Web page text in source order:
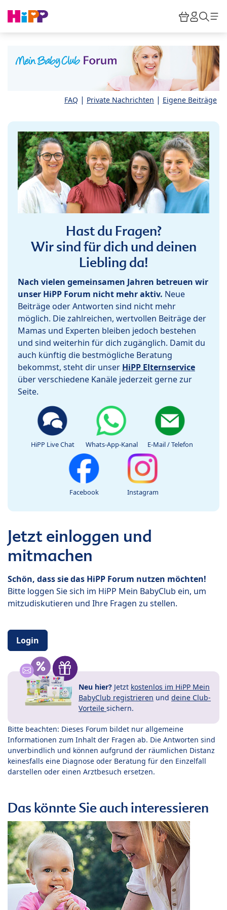
HiPP
FAQ | Private Nachrichten | Eigene Beiträge
Hast du Fragen?
Wir sind für dich und deinen
Liebling da!
Nach vielen gemeinsamen Jahren betreuen wir
unser HiPP Forum nicht mehr aktiv. Neue
Beiträge oder Antworten sind nicht mehr
möglich. Die zahlreichen, wertvollen Beiträge der
Mamas und Experten bleiben jedoch bestehen
und sind weiterhin für dich zugänglich. Damit du
auch künftig die bestmögliche Beratung
bekommst, steht dir unser HiPP Elternservice
über verschiedene Kanäle jederzeit gerne zur
Seite.
HiPP Live Chat Whats-App-Kanal E-Mail / Telefon
Facebook Instagram
Jetzt einloggen und
mitmachen
Schön, dass sie das HiPP Forum nutzen möchten!
Bitte loggen Sie sich im HiPP Mein BabyClub ein, um
mitzudiskutieren und Ihre Fragen zu stellen.
Login
Neu hier? Jetzt kostenlos im HiPP Mein
BabyClub registrieren und deine Club-
Vorteile sichern.
Bitte beachten: Dieses Forum bildet nur allgemeine
Informationen zum Inhalt der Fragen ab. Die Antworten sind
unverbindlich und können aufgrund der räumlichen Distanz
keinesfalls eine Diagnose oder Beratung für den Einzelfall
darstellen oder einen Arztbesuch ersetzen.
Das könnte Sie auch interessieren